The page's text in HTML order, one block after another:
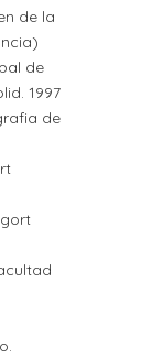
de la
de
1997
de